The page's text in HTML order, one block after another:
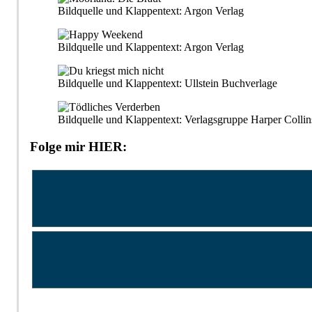
Bildquelle und Klappentext: Argon Verlag
Bildquelle und Klappentext: Argon Verlag
Bildquelle und Klappentext: Ullstein Buchverlage
Bildquelle und Klappentext: Verlagsgruppe Harper
Folge mir HIER: